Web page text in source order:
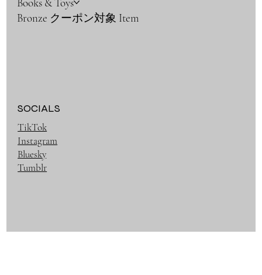
Bronze クーポン対象 Item
SOCIALS
TikTok
Instagram
Bluesky
Tumblr